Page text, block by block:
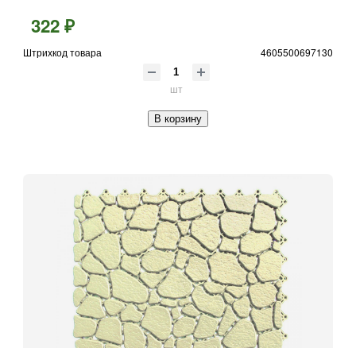
322 ₽
Штрихкод товара 4605500697130
шт
В корзину